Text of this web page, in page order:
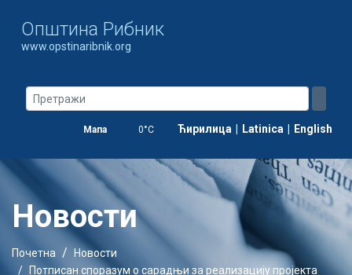
Oпштина Рибник
www.opstinaribnik.org
Мапа 0°C Ћирилица | Latinica | English
Новости
Почетна
Новости
Потписан споразум о сарадњи за реализацију пројекта